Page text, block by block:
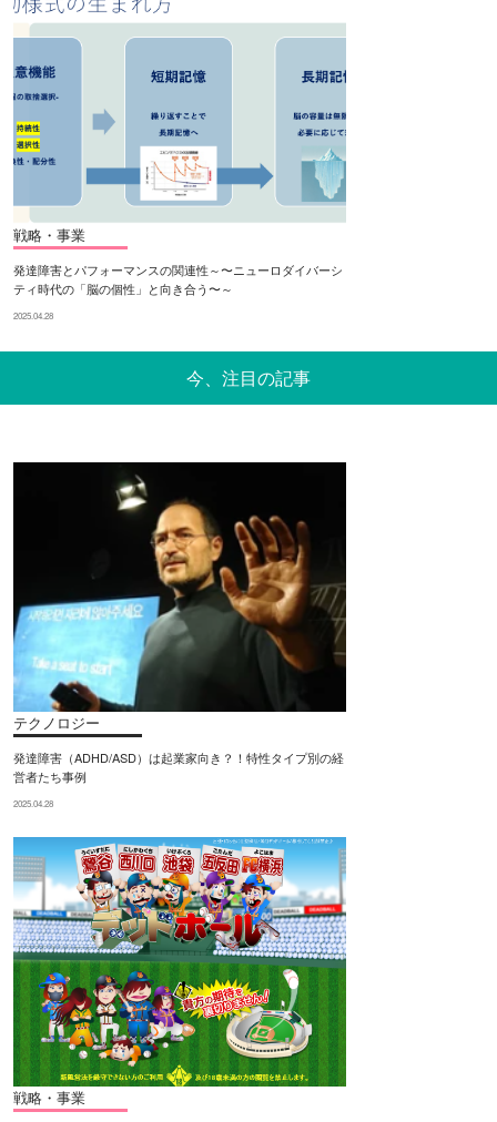
戦略・事業
発達障害とパフォーマンスの関連性～〜ニューロダイバーシ
ティ時代の「脳の個性」と向き合う〜～
2025.04.28
今、注目の記事
テクノロジー
発達障害（ADHD/ASD）は起業家向き？！特性タイプ別の経
営者たち事例
2025.04.28
戦略・事業